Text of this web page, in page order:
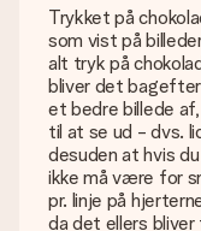
at hjælpe dig, så du
Hvad hvis den farve
tilgængelig?
Er du på udkig efter
farve, men er dette
venligst vores
Hvordan tilføjer jeg
Ved at klikke på
Trykket på
som vist på
alt tryk på
bliver det
et bedre billede
til at se ud - dvs.
desuden at hvis
ikke må være for
pr. linje på
da det ellers